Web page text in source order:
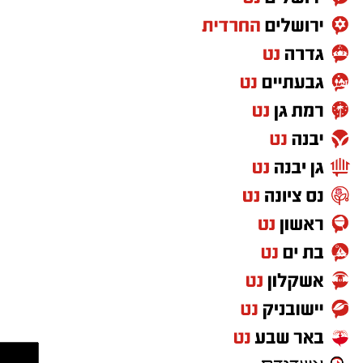
במהלך הערב יישאו דברי ברכה מ"מ ראש העיר
וומונה המרכז למורשת הרב אבי אמסלם וחבר
מועצת העיר יו"ר מהות הרב מני אזולאי.
באולם הפיס גור ברובע ז׳.
הערב למעשה יסמן את תחילת סיום שורת אירועי
הקיץ הייחודית של המרכז למורשת שנפרסו על פני